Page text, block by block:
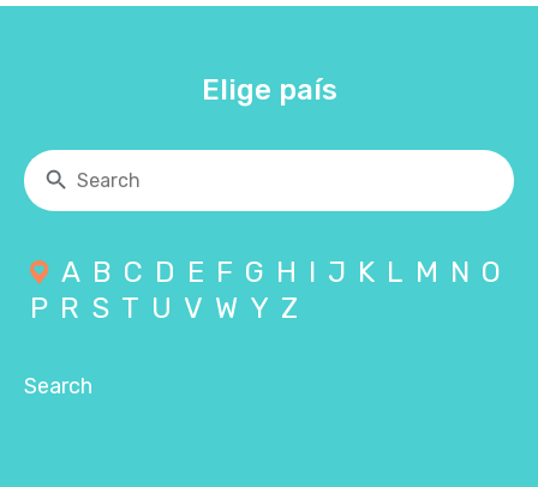
Elige país
A B C D E F G H I J K L M N O
P R S T U V W Y Z
Search